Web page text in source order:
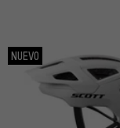
NUEVO